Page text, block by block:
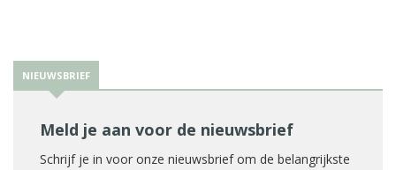
NIEUWSBRIEF
Meld je aan voor de nieuwsbrief
Schrijf je in voor onze nieuwsbrief om de belangrijkste